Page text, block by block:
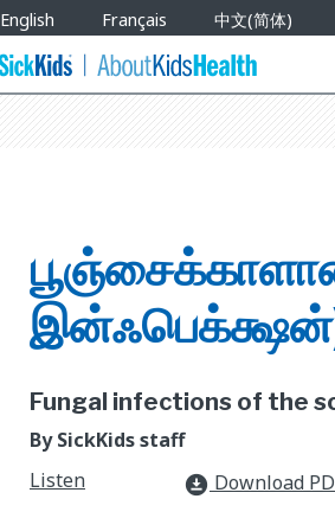
English Français 中文(简体)
Fungal infections of the
By SickKids staff
Listen
download_for_offline Download